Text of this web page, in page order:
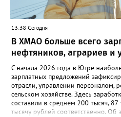
13:38 Сегодня
В ХМАО больше всего
нефтяников, аграриев и
С начала 2026 года в Югре
зарплатных предложений
отрасли, управлении персоналом,
сельском хозяйстве. Здесь
составили в среднем 200 тысяч,
тысячу рублей соответственно.